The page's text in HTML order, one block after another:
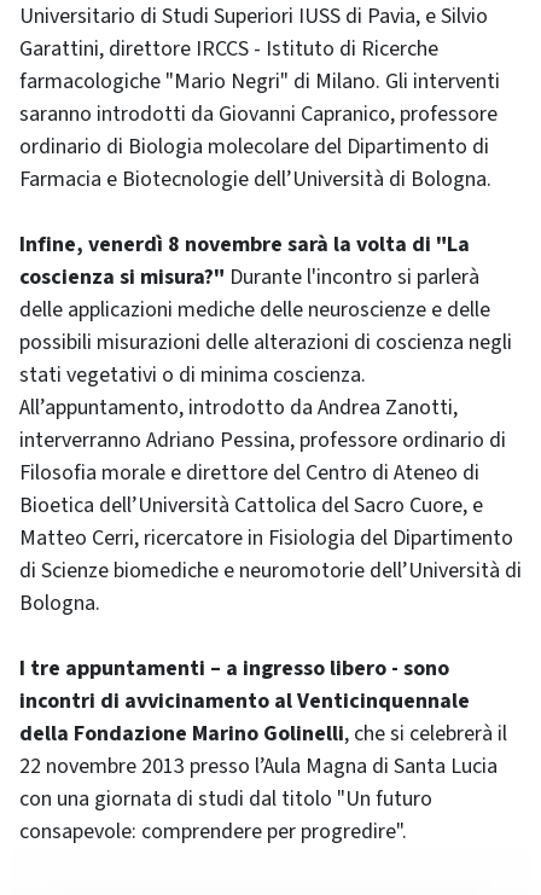
Universitario di Studi Superiori IUSS di Pavia, e Silvio
Garattini, direttore IRCCS - Istituto di Ricerche
farmacologiche "Mario Negri" di Milano. Gli interventi
saranno introdotti da Giovanni Capranico, professore
ordinario di Biologia molecolare del Dipartimento di
Farmacia e Biotecnologie dell’Università di Bologna.
Infine, venerdì 8 novembre sarà la volta di "La
coscienza si misura?" Durante l'incontro si parlerà
delle applicazioni mediche delle neuroscienze e delle
possibili misurazioni delle alterazioni di coscienza negli
stati vegetativi o di minima coscienza.
All’appuntamento, introdotto da Andrea Zanotti,
interverranno Adriano Pessina, professore ordinario di
Filosofia morale e direttore del Centro di Ateneo di
Bioetica dell’Università Cattolica del Sacro Cuore, e
Matteo Cerri, ricercatore in Fisiologia del Dipartimento
di Scienze biomediche e neuromotorie dell’Università di
Bologna.
I tre appuntamenti – a ingresso libero - sono
incontri di avvicinamento al Venticinquennale
della Fondazione Marino Golinelli, che si celebrerà il
22 novembre 2013 presso l’Aula Magna di Santa Lucia
con una giornata di studi dal titolo "Un futuro
consapevole: comprendere per progredire".